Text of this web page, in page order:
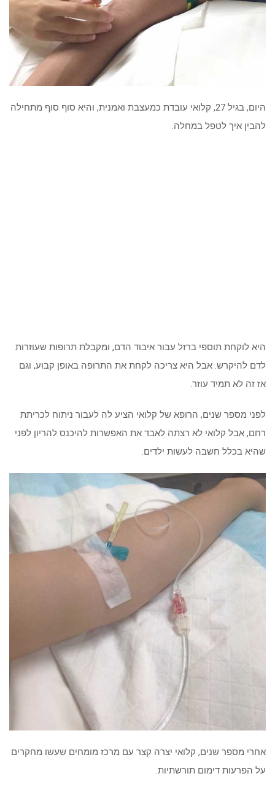
היום, בגיל 27, קלואי עובדת כמעצבת ואמנית, והיא סוף סוף מתחילה
להבין איך לטפל במחלה.
היא לוקחת תוספי ברזל עבור איבוד הדם, ומקבלת תרופות שעוזרות
לדם להיקרש. אבל היא צריכה לקחת את התרופה באופן קבוע, וגם
אז זה לא תמיד עוזר.
לפני מספר שנים, הרופא של קלואי הציע לה לעבור ניתוח לכריתת
רחם, אבל קלואי לא רצתה לאבד את האפשרות להיכנס להריון לפני
שהיא בכלל חשבה לעשות ילדים.
אחרי מספר שנים, קלואי יצרה קצר עם מרכז מומחים שעשו מחקרים
על הפרעות דימום תורשתיות.